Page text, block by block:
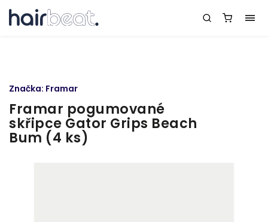
Framar pogumované
skřipce Gator Grips Beach
Bum (4 ks)
Značka: Framar